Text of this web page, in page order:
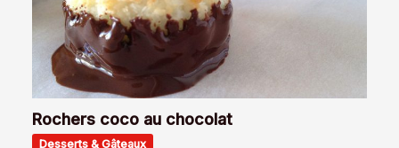
Rochers coco au chocolat
Desserts & Gâteaux